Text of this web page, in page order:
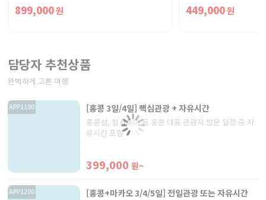
899,000원 449,000원
담당자 추천상품
완벽하게 고른 여행
APP1100 [홍콩 3일/4일] 핵심관광 + 자유시간
홍콩섬, 침사추이 등 홍콩 대표 관광지 방문 일정 중 자
유시간 포함
399,000 원~
APP1200 [홍콩+마카오 3/4/5일] 전일관광 또는 자유시간